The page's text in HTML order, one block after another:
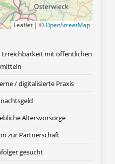
Leaflet | ©OpenStreetMap
Erreichbarkeit mit öffentlichen
/ digitalisierte Praxis
Altersvorsorge
zur Partnerschaft
gesucht